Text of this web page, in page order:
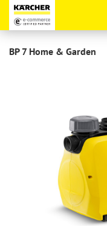
BP 7 Home & Garden